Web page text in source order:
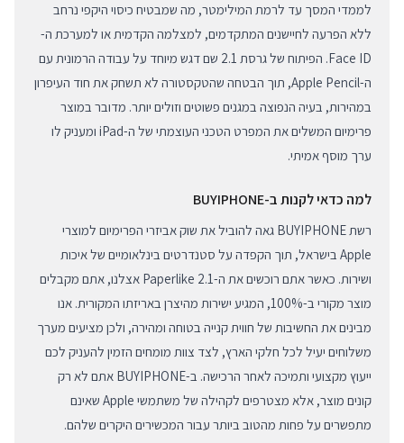
לממדי המסך עד לרמת המילימטר, מה שמבטיח כיסוי היקפי נרחב
ללא הפרעה לחיישנים המתקדמים, למצלמה הקדמית או למערכת ה-
Face ID. הפיתוח של גרסת 2.1 שם דגש מיוחד על עבודה הרמונית עם
ה-Apple Pencil, תוך הבטחה שהטקסטורה לא תשחק את חוד העיפרון
במהירות, בעיה הנפוצה במגנים פשוטים וזולים יותר. מדובר במוצר
פרימיום המשלים את המפרט הטכני העוצמתי של ה-iPad ומעניק לו
ערך מוסף אמיתי.
למה כדאי לקנות ב-BUYIPHONE
רשת BUYIPHONE גאה להוביל את שוק אביזרי הפרימיום למוצרי
Apple בישראל, תוך הקפדה על סטנדרטים בינלאומיים של איכות
ושירות. כאשר אתם רוכשים את ה-Paperlike 2.1 אצלנו, אתם מקבלים
מוצר מקורי ב-100%, המגיע ישירות מהיצרן באריזתו המקורית. אנו
מבינים את החשיבות של חווית קנייה בטוחה ומהירה, ולכן מציעים מערך
משלוחים יעיל לכל חלקי הארץ, לצד צוות מומחים הזמין להעניק לכם
ייעוץ מקצועי ותמיכה לאחר הרכישה. ב-BUYIPHONE אתם לא רק
קונים מוצר, אלא מצטרפים לקהילה של משתמשי Apple שאינם
מתפשרים על פחות מהטוב ביותר עבור המכשירים היקרים שלהם.